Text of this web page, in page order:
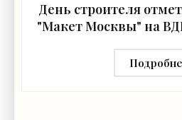
День строителя
"Макет Москвы" на